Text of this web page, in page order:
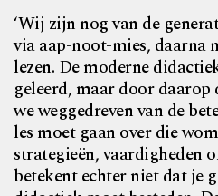
‘Wij zijn nog van de
via aap-noot-mies, daarna
lezen. De moderne
geleerd, maar door daarop
we weggedreven van de
les moet gaan over die
strategieën, vaardigheden
betekent echter niet dat je